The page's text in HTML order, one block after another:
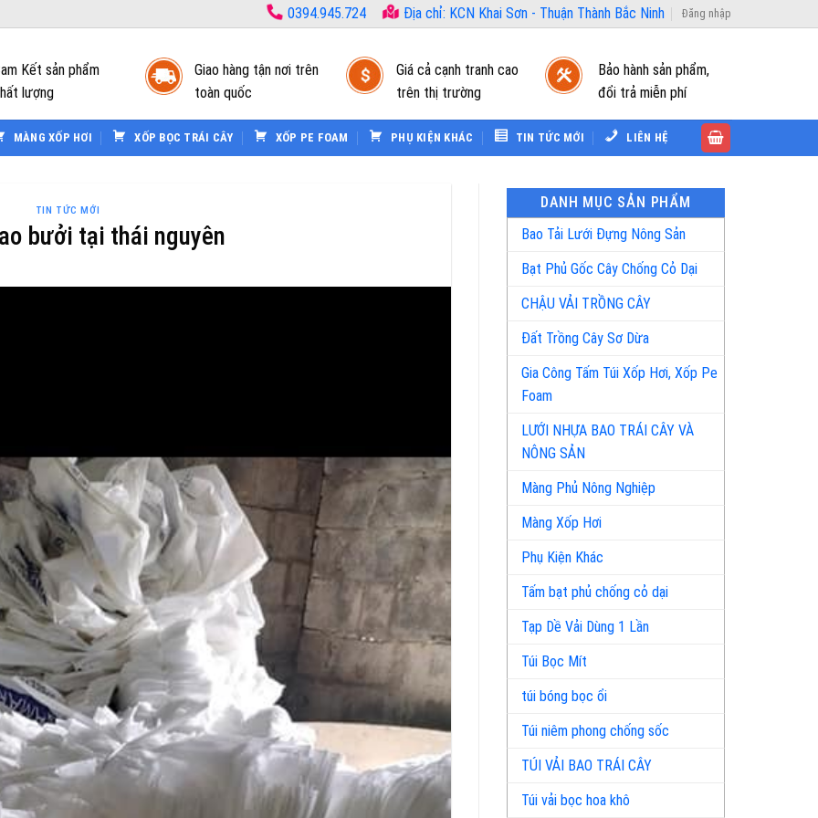
0394.945.724 Địa chỉ: KCN Khai Sơn - Thuận Thành Bắc Ninh Đăng nhập
Kết sản phẩm
lượng
Giao hàng tận nơi trên
toàn quốc
Giá cả cạnh tranh cao
trên thị trường
Bảo hành sản phẩm,
đổi trả miễn phí
MÀNG XỐP HƠI XỐP BỌC TRÁI CÂY XỐP PE FOAM PHỤ KIỆN KHÁC TIN TỨC MỚI LIÊN HỆ
TIN TỨC MỚI
bưởi tại thái nguyên
DANH MỤC SẢN PHẨM
Bao Tải Lưới Đựng Nông Sản
Bạt Phủ Gốc Cây Chống Cỏ Dại
CHẬU VẢI TRỒNG CÂY
Đất Trồng Cây Sơ Dừa
Gia Công Tấm Túi Xốp Hơi, Xốp Pe
Foam
LƯỚI NHỰA BAO TRÁI CÂY VÀ
NÔNG SẢN
Màng Phủ Nông Nghiệp
Màng Xốp Hơi
Phụ Kiện Khác
Tấm bạt phủ chống cỏ dại
Tạp Dề Vải Dùng 1 Lần
Túi Bọc Mít
túi bóng bọc ổi
Túi niêm phong chống sốc
TÚI VẢI BAO TRÁI CÂY
Túi vải bọc hoa khô